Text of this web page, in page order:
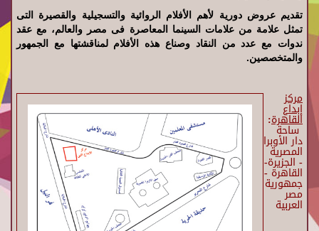
تقديم عروض دورية لأهم الأفلام الروائية والتسجيلية والقصيرة التى
تمثل علامة من علامات السينما المعاصرة فى مصر والعالم، مع عقد
ندوات مع عدد من النقاد وصناع هذه الأفلام لمناقشتها مع الجمهور
والمتخصصين.
مركز
إبداع
القاهرة:
ساحة
دار الأوبرا
المصرية
- الجزيرة-
القاهرة -
جمهورية
مصر
العربية